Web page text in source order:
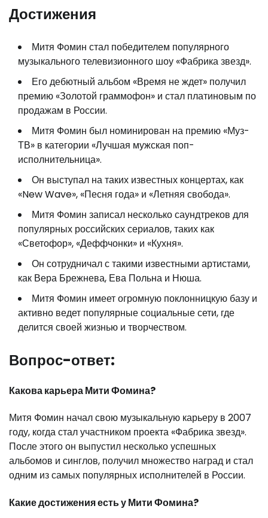
Достижения
Митя Фомин стал победителем популярного
музыкального телевизионного шоу «Фабрика звезд».
Его дебютный альбом «Время не ждет» получил
премию «Золотой граммофон» и стал платиновым по
продажам в России.
Митя Фомин был номинирован на премию «Муз-
ТВ» в категории «Лучшая мужская поп-
исполнительница».
Он выступал на таких известных концертах, как
«New Wave», «Песня года» и «Летняя свобода».
Митя Фомин записал несколько саундтреков для
популярных российских сериалов, таких как
«Светофор», «Деффчонки» и «Кухня».
Он сотрудничал с такими известными артистами,
как Вера Брежнева, Ева Польна и Нюша.
Митя Фомин имеет огромную поклонницкую базу и
активно ведет популярные социальные сети, где
делится своей жизнью и творчеством.
Вопрос-ответ:
Какова карьера Мити Фомина?
Митя Фомин начал свою музыкальную карьеру в 2007
году, когда стал участником проекта «Фабрика звезд».
После этого он выпустил несколько успешных
альбомов и синглов, получил множество наград и стал
одним из самых популярных исполнителей в России.
Какие достижения есть у Мити Фомина?